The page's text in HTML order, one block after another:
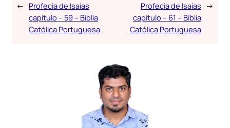
← Profecia de Isaías
capitulo – 59 – Bíblia
Católica Portuguesa
Profecia de Isaías
capitulo – 61 – Bíblia
Católica Portuguesa
→